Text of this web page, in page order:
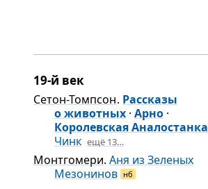
19-й век
Сетон-Томпсон. Рассказы
о животных · Арно ·
Королевская Аналостанка
Чинк ещё 13…
Монтгомери. Аня из Зеленых
Мезонинов нб